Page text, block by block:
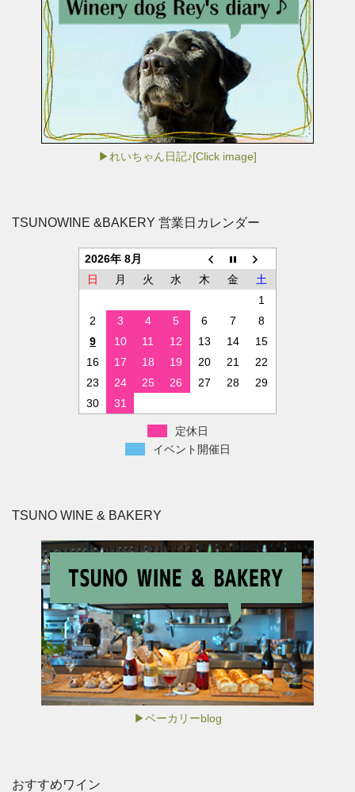
▶れいちゃん日記♪[Click image]
TSUNOWINE &BAKERY 営業日カレンダー
2026年 8月
日
月 火 水 木 金
土
1
2
3 4 5 6 7
8
9
10 11 12 13 14
15
16
17 18 19 20 21
22
23
24 25 26 27 28
29
30
31
定休日
イベント開催日
TSUNO WINE & BAKERY
▶ベーカリーblog
おすすめワイン